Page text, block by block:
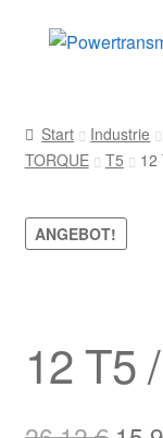
Zur
Zum
AGB
Blog
Kasse
Start Industrie
TORQUE
T5 12
ANGEBOT!
12 T5